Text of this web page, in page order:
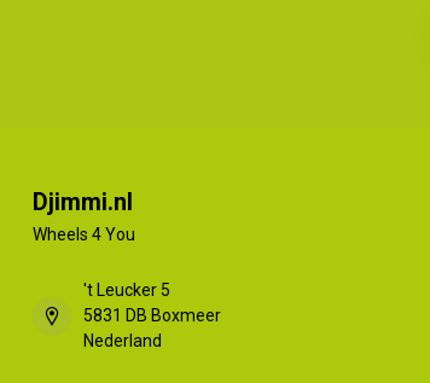
Djimmi.nl
Wheels 4 You
't Leucker 5
5831 DB Boxmeer
Nederland